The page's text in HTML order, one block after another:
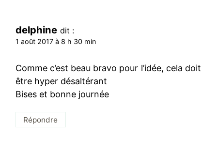
delphine dit :
1 août 2017 à 8 h 30 min
Comme c’est beau bravo pour l’idée, cela doit
être hyper désaltérant
Bises et bonne journée
Répondre